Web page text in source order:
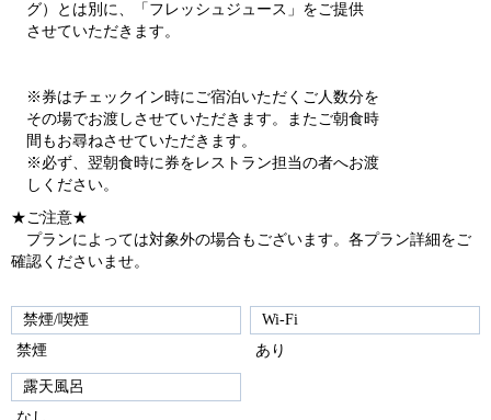
グ）とは別に、「フレッシュジュース」をご提供
させていただきます。
※券はチェックイン時にご宿泊いただくご人数分を
その場でお渡しさせていただきます。またご朝食時
間もお尋ねさせていただきます。
※必ず、翌朝食時に券をレストラン担当の者へお渡
しください。
★ご注意★
プランによっては対象外の場合もございます。各プラン詳細をご
確認くださいませ。
禁煙/喫煙
禁煙
Wi-Fi
あり
露天風呂